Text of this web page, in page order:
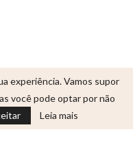
experiência. Vamos supor
você pode optar por não
Leia mais